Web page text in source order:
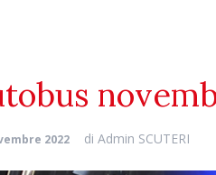
2022 di Admin SCUTERI